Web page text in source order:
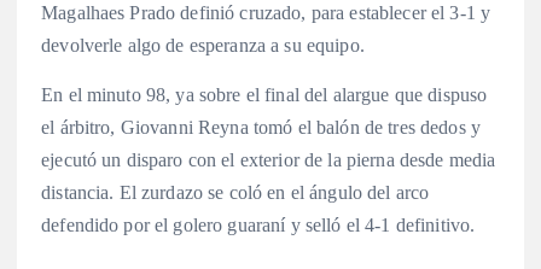
Magalhaes Prado definió cruzado, para establecer el 3-1 y
devolverle algo de esperanza a su equipo.
En el minuto 98, ya sobre el final del alargue que dispuso
el árbitro, Giovanni Reyna tomó el balón de tres dedos y
ejecutó un disparo con el exterior de la pierna desde media
distancia. El zurdazo se coló en el ángulo del arco
defendido por el golero guaraní y selló el 4-1 definitivo.